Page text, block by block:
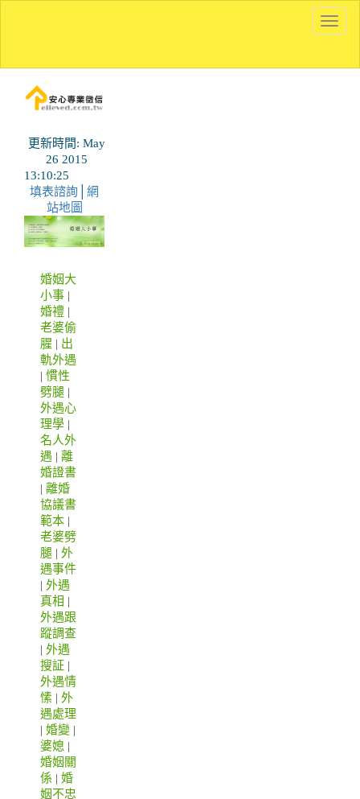
更新時間: May
26 2015
13:10:25
填表諮詢
網
站地圖
婚姻大
小事 |
婚禮 |
老婆偷
腥 | 出
軌外遇
| 慣性
劈腿 |
外遇心
理學 |
名人外
遇 | 離
婚證書
| 離婚
協議書
範本 |
老婆劈
腿 | 外
遇事件
| 外遇
真相 |
外遇跟
蹤調查
| 外遇
搜証 |
外遇情
愫 | 外
遇處理
| 婚變 |
婆媳 |
婚姻關
係 | 婚
姻不忠